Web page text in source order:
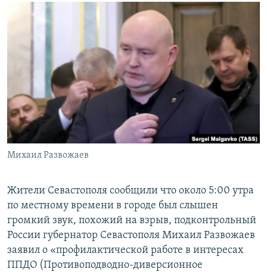
ТЕЛЕПРОЕКТ КРЫМ.РЕАЛИИ
ПРОПАВШИЕ БЕЗ ВЕСТИ
ПОБЕДИТЕЛЕЙ НЕ СУДЯТ?
КРЫМ.НЕПОКОРЕННЫЙ
ELIFBE
УКРАИНСКАЯ ПРОБЛЕМА КРЫМА
Українською
Qırımtatar
ПРИСОЕДИНЯЙТЕСЬ!
Все сайты RFE/RL
Михаил Развожаев
Жители Севастополя сообщили что около 5:00 утра
по местному времени в городе был слышен
громкий звук, похожий на взрыв, подконтрольный
России губернатор Севастополя Михаил Развожаев
заявил о «профилактической работе в интересах
ППДО (Противоподводно-диверсионное